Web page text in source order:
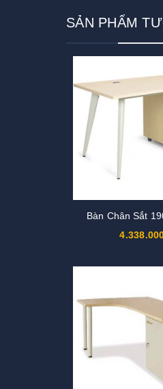
SẢN PHẨM
Bàn Chân Sắt